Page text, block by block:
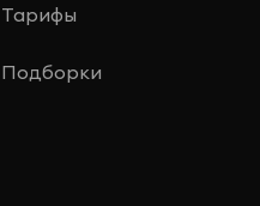
Тарифы
Подборки